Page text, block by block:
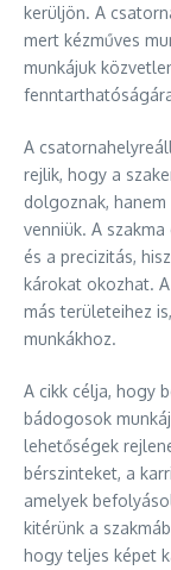
kerüljön. A
mert kézműves
munkájuk
A
rejlik, hogy a
dolgoznak,
venniük. A
és a precizitás,
károkat okozhat.
más területeihez
munkákhoz.
A cikk célja, hogy
bádogosok
lehetőségek
bérszinteket, a
amelyek
kitérünk a
hogy teljes képet